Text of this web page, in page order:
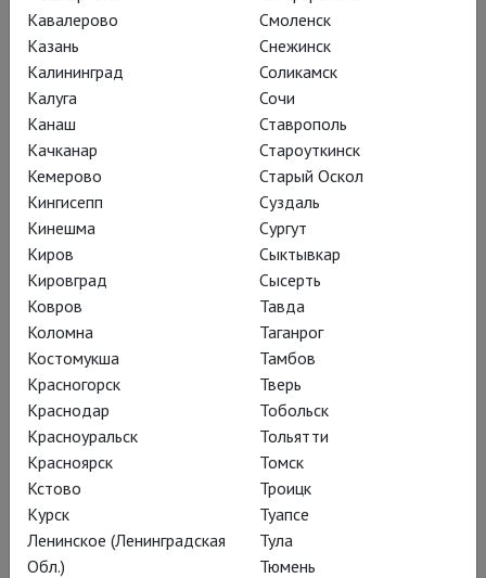
Арена ди Верона: Тоска
Кавалерово
Казань
Калининград
Калуга
Канаш
Качканар
Кемерово
Кингисепп
Кинешма
Киров
Кировград
Ковров
Коломна
Костомукша
Красногорск
Краснодар
Красноуральск
Красноярск
Кстово
Курск
Ленинское (Ленинградская
Обл.)
Смоленск
Снежинск
Соликамск
Сочи
Ставрополь
Староуткинск
Старый Оскол
Суздаль
Сургут
Сыктывкар
Сысерть
Тавда
Таганрог
Тамбов
Тверь
Тобольск
Тольятти
Томск
Троицк
Туапсе
Тула
Тюмень